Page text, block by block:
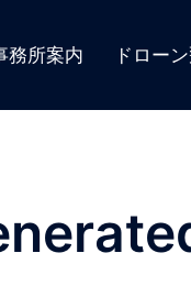
務所案内 ドロー